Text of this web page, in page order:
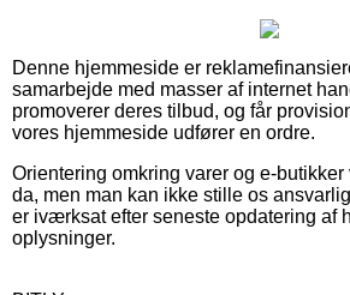
Denne hjemmeside er
samarbejde med masser af internet
promoverer deres tilbud, og får
vores hjemmeside udfører en ordre.
Orientering omkring varer og e-
da, men man kan ikke stille os
er iværksat efter seneste opdatering af
oplysninger.